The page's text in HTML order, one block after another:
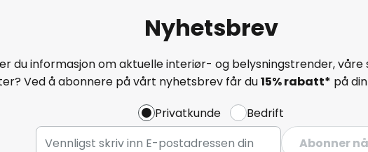
Nyhetsbrev
du informasjon om aktuelle interiør- og belysningstrender, våre
Ved å abonnere på vårt nyhetsbrev får du15% rabatt* på
Privatkunde
Bedrift
Abonner nå